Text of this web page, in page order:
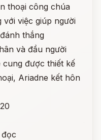
thoại công chúa
với việc giúp người
thắng
và đầu người
được thiết kế
Ariadne kết hôn